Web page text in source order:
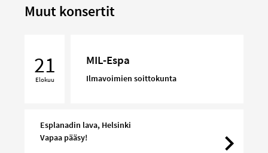
Muut konsertit
21
Elokuu
MIL-Espa
Ilmavoimien soittokunta
Esplanadin lava, Helsinki
Vapaa pääsy!